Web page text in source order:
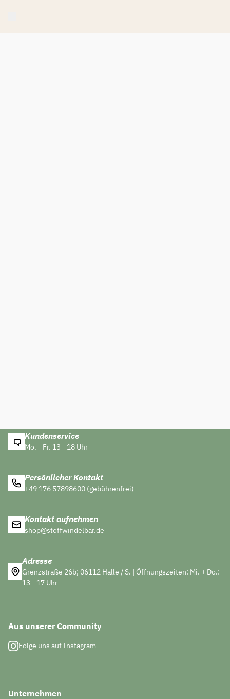
Kundenservice
Mo. - Fr. 13 - 18 Uhr
Persönlicher Kontakt
+49 176 57898600 (gebührenfrei)
Kontakt aufnehmen
shop@stoffwindelbar.de
Adresse
Grenzstraße 26b; 06112 Halle / S. | Öffnungszeiten: Mi. + Do.:
13 - 17 Uhr
Aus unserer Community
Folge uns auf Instagram
Unternehmen